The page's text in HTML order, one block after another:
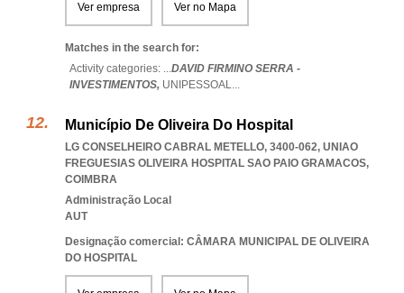
Ver empresa Ver no Mapa
Matches in the search for:
Activity categories: ...DAVID FIRMINO SERRA -
INVESTIMENTOS, UNIPESSOAL...
Município De Oliveira Do Hospital
LG CONSELHEIRO CABRAL METELLO, 3400-062, UNIAO
FREGUESIAS OLIVEIRA HOSPITAL SAO PAIO GRAMACOS,
COIMBRA
Administração Local
AUT
Designação comercial: CÂMARA MUNICIPAL DE OLIVEIRA
DO HOSPITAL